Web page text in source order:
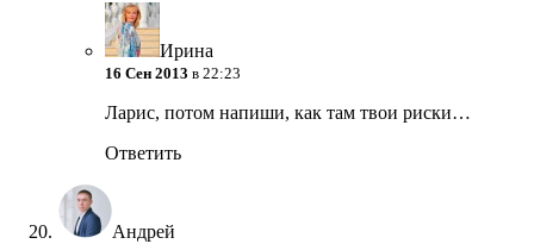
Ирина
16 Сен 2013 в 22:23
Ларис, потом напиши, как там твои риски…
Ответить
Андрей